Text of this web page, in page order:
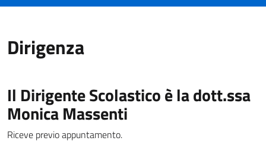
Dirigenza
Il Dirigente Scolastico è la dott.ssa
Monica Massenti
Riceve previo appuntamento.